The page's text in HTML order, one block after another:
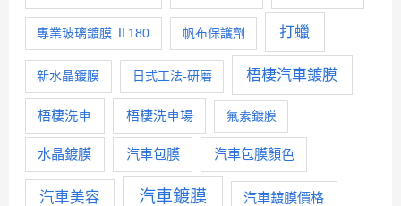
專業玻璃鍍膜 Ⅱ180 帆布保護劑 打蠟
新水晶鍍膜 日式工法-研磨 梧棲汽車鍍膜
梧棲洗車 梧棲洗車場 氟素鍍膜
水晶鍍膜 汽車包膜 汽車包膜顏色
汽車美容 汽車鍍膜 汽車鍍膜價格